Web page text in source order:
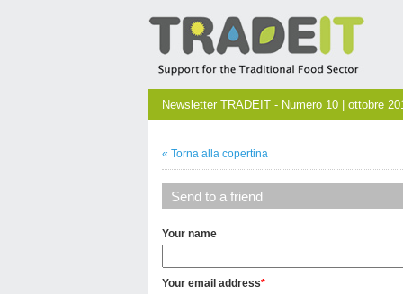
Newsletter TRADEIT - Numero 10 | ottobre
« Torna alla copertina
Send to a friend
Your name
Your email address*